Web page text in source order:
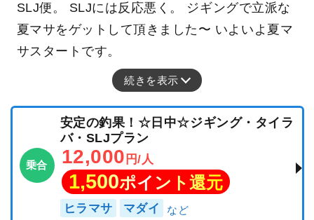
SLJ便。 SLJには反応悪く。 ジギングで立派な
夏マサをゲットして頂きました〜 いよいよ夏マ
サスタートです。
続きを表示
乗合
安定の釣果！☆日中☆ジギング・タイラ
バ・SLJプラン
12,000 円/人
1,500ポイント還元
ヒラマサ マダイ